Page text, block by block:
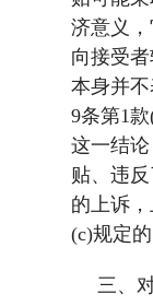
济意义
向接受
本身并
9条第1款
这一结
贴、违
的上诉
(c)规定
三、